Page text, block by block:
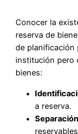
Conocer la
reserva de
de planificación
institución pero
bienes:
a reserva.